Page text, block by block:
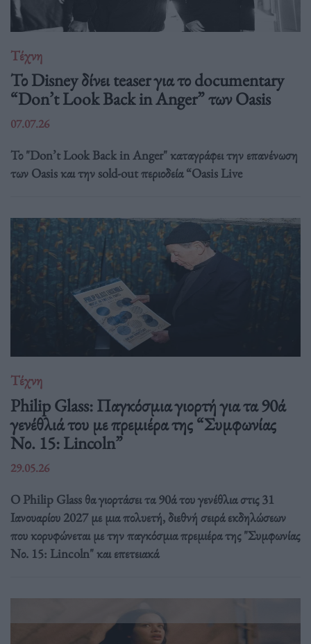
Τέχνη
Το Disney δίνει teaser για το documentary
“Don’t Look Back in Anger” των Oasis
07.07.26
Το "Don’t Look Back in Anger" καταγράφει την επανένωση
των Oasis και την sold-out περιοδεία “Oasis Live
Τέχνη
Philip Glass: Παγκόσμια γιορτή για τα 90ά
γενέθλιά του με πρεμιέρα της “Συμφωνίας
Νο. 15: Lincoln”
29.05.26
Ο Philip Glass θα γιορτάσει τα 90ά του γενέθλια στις 31
Ιανουαρίου 2027 με μια πολυετή, διεθνή σειρά εκδηλώσεων
που κορυφώνεται με την παγκόσμια πρεμιέρα της "Συμφωνίας
Νο. 15: Lincoln" και επετειακά